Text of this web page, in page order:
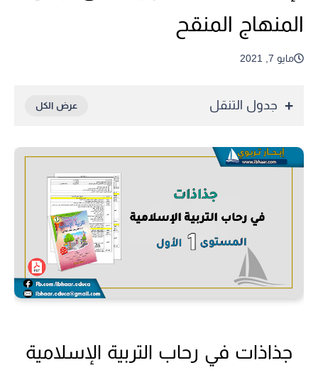
المنهاج المنقح
مايو 7, 2021
جدول التنقل
جذاذات في رحاب التربية الإسلامية